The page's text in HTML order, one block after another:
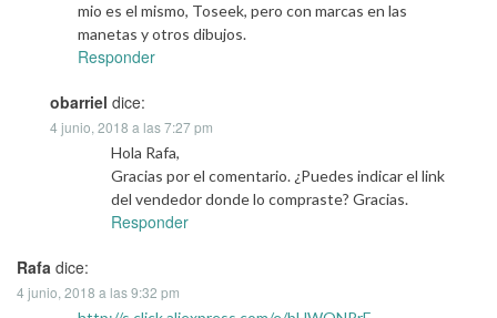
mio es el mismo, Toseek, pero con marcas en las
manetas y otros dibujos.
Responder
obarriel dice:
4 junio, 2018 a las 7:27 pm
Hola Rafa,
Gracias por el comentario. ¿Puedes indicar el link
del vendedor donde lo compraste? Gracias.
Responder
Rafa dice:
4 junio, 2018 a las 9:32 pm